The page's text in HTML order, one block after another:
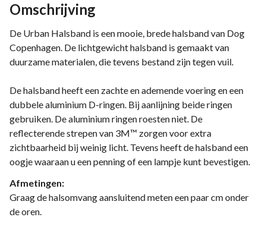
Omschrijving
De Urban Halsband is een mooie, brede halsband van Dog
Copenhagen. De lichtgewicht halsband is gemaakt van
duurzame materialen, die tevens bestand zijn tegen vuil.
De halsband heeft een zachte en ademende voering en een
dubbele aluminium D-ringen. Bij aanlijning beide ringen
gebruiken. De aluminium ringen roesten niet. De
reflecterende strepen van 3M™ zorgen voor extra
zichtbaarheid bij weinig licht. Tevens heeft de halsband een
oogje waaraan u een penning of een lampje kunt bevestigen.
Afmetingen:
Graag de halsomvang aansluitend meten een paar cm onder
de oren.